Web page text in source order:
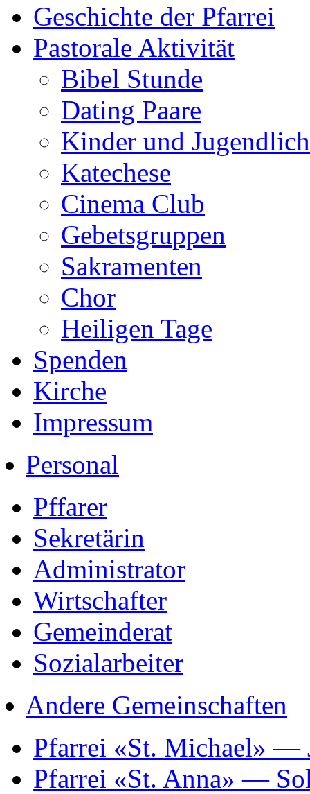
Geschichte der Pfarrei
Pastorale Aktivität
Bibel Stunde
Dating Paare
Kinder und
Katechese
Cinema Club
Gebetsgruppen
Sakramenten
Chor
Heiligen Tage
Spenden
Kirche
Impressum
Personal
Pffarer
Sekretärin
Administrator
Wirtschafter
Gemeinderat
Sozialarbeiter
Andere Gemeinschaften
Pfarrei «St. Michael» —
Pfarrei «St. Anna» —